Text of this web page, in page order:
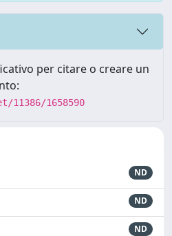
per citare o creare un
1658590
ND
ND
ND